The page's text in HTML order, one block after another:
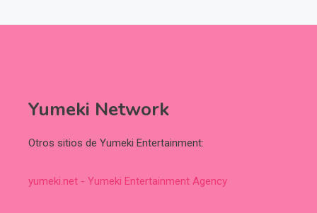
Yumeki Network
Otros sitios de Yumeki Entertainment:
yumeki.net - Yumeki Entertainment Agency